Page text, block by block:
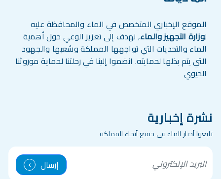
الموقع الإخباري المتخصص في الماء والمحافظة عليه
لوزارة التجهيز والماء, نهدف إلى تعزيز الوعي حول أهمية
الماء والتحديات التي تواجهها المملكة وشعبها والجهود
التي يتم بذلها لحمايته. انضموا إلينا في رحلتنا لحماية موروثنا
الحيوي
نشرة إخبارية
تابعوا أخبار الماء في جميع أنحاء المملكة
إرسال